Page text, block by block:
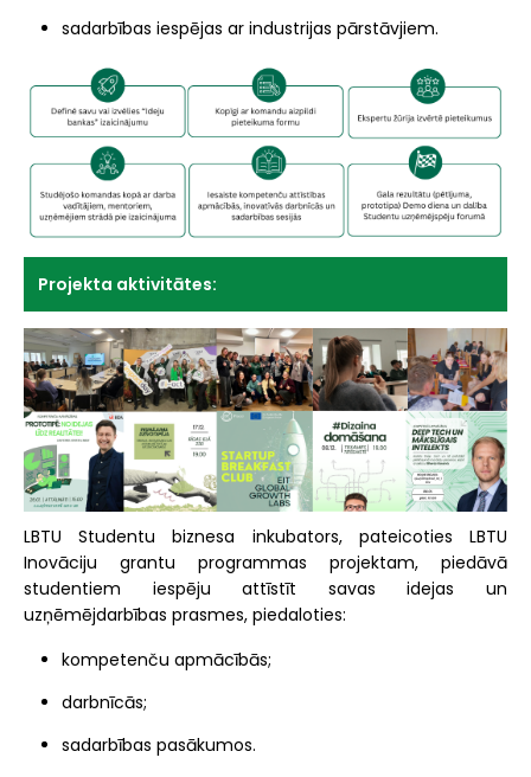
sadarbības iespējas ar industrijas pārstāvjiem.
Projekta aktivitātes:
LBTU Studentu biznesa inkubators, pateicoties LBTU
Inovāciju grantu programmas projektam, piedāvā
studentiem iespēju attīstīt savas idejas un
uzņēmējdarbības prasmes, piedaloties:
kompetenču apmācībās;
darbnīcās;
sadarbības pasākumos.